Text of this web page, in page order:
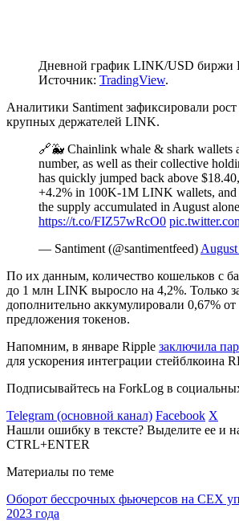
Дневной график LINK/USD биржи
Источник: TradingView.
Аналитики Santiment зафиксировали рост
крупных держателей LINK.
🔗🐳 Chainlink whale & shark wallets
number, as well as their collective
has quickly jumped back above
+4.2% in 100K-1M LINK wallets, and
the supply accumulated in August
https://t.co/FIZ57wRcO0
— Santiment (@santimentfeed)
По их данным, количество кошельков с
до 1 млн LINK выросло на 4,2%. Только
дополнительно аккумулировали 0,67%
предложения токенов.
Напомним, в январе Ripple заключила
для ускорения интеграции стейблкоина
Подписывайтесь на ForkLog в
Telegram (основной канал) Facebook X
Нашли ошибку в тексте? Выделите ее и
CTRL+ENTER
Материалы по теме
Оборот бессрочных фьючерсов на CEX
2023 года